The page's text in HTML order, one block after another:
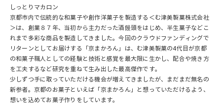
しっとりマカロン
京都市内で伝統的な和菓子や創作洋菓子を製造する＜む津美製菓株式会社
＞は、創業８７年、当初から主力だった酒饅頭をはじめ、半生菓子などこ
れまで多彩な商品を製造してきました。今回のクラウドファンディングで
リターンとしてお届けする「京まかろん」は、む津美製菓の4代目が京都
の和菓子職人としての経験と技術と感覚を最大限に生かし、配合や焼き方
を工夫するなど研究を重ねて生み出した最高傑作です。
少しずつ手に取っていただける機会が増えてきましたが、まだまだ無名の
新参者。京都のお菓子といえば「京まかろん」と想っていただけるよう、
想いを込めてお菓子作りをしています。